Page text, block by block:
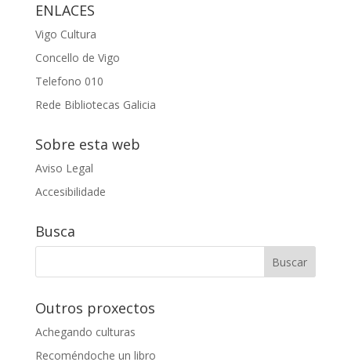
ENLACES
Vigo Cultura
Concello de Vigo
Telefono 010
Rede Bibliotecas Galicia
Sobre esta web
Aviso Legal
Accesibilidade
Busca
Outros proxectos
Achegando culturas
Recoméndoche un libro